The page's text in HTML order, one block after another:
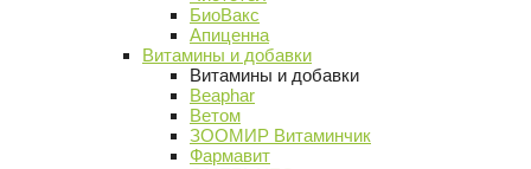
БиоВакс
Апиценна
Витамины и добавки
Витамины и добавки
Beaphar
Ветом
ЗООМИР Витаминчик
Фармавит